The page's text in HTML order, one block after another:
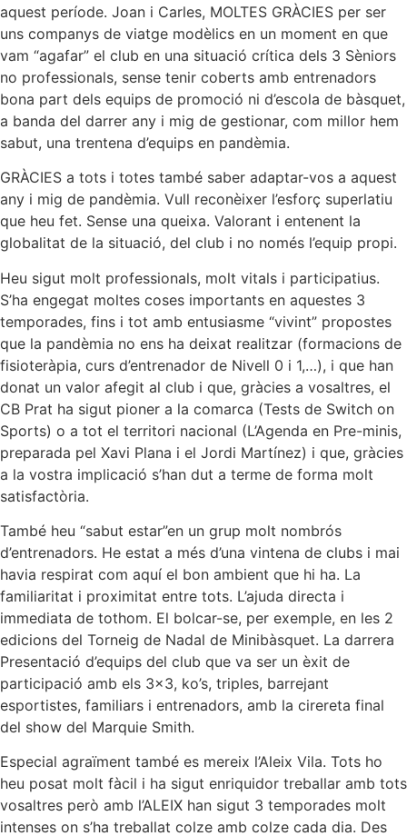
aquest període. Joan i Carles, MOLTES GRÀCIES per ser
uns companys de viatge modèlics en un moment en que
vam “agafar” el club en una situació crítica dels 3 Sèniors
no professionals, sense tenir coberts amb entrenadors
bona part dels equips de promoció ni d’escola de bàsquet,
a banda del darrer any i mig de gestionar, com millor hem
sabut, una trentena d’equips en pandèmia.
GRÀCIES a tots i totes també saber adaptar-vos a aquest
any i mig de pandèmia. Vull reconèixer l’esforç superlatiu
que heu fet. Sense una queixa. Valorant i entenent la
globalitat de la situació, del club i no només l’equip propi.
Heu sigut molt professionals, molt vitals i participatius.
S’ha engegat moltes coses importants en aquestes 3
temporades, fins i tot amb entusiasme “vivint” propostes
que la pandèmia no ens ha deixat realitzar (formacions de
fisioteràpia, curs d’entrenador de Nivell 0 i 1,…), i que han
donat un valor afegit al club i que, gràcies a vosaltres, el
CB Prat ha sigut pioner a la comarca (Tests de Switch on
Sports) o a tot el territori nacional (L’Agenda en Pre-minis,
preparada pel Xavi Plana i el Jordi Martínez) i que, gràcies
a la vostra implicació s’han dut a terme de forma molt
satisfactòria.
També heu “sabut estar”en un grup molt nombrós
d’entrenadors. He estat a més d’una vintena de clubs i mai
havia respirat com aquí el bon ambient que hi ha. La
familiaritat i proximitat entre tots. L’ajuda directa i
immediata de tothom. El bolcar-se, per exemple, en les 2
edicions del Torneig de Nadal de Minibàsquet. La darrera
Presentació d’equips del club que va ser un èxit de
participació amb els 3×3, ko’s, triples, barrejant
esportistes, familiars i entrenadors, amb la cirereta final
del show del Marquie Smith.
Especial agraïment també es mereix l’Aleix Vila. Tots ho
heu posat molt fàcil i ha sigut enriquidor treballar amb tots
vosaltres però amb l’ALEIX han sigut 3 temporades molt
intenses on s’ha treballat colze amb colze cada dia. Des